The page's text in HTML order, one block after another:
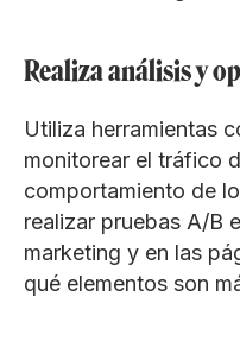
Realiza análisis y
Utiliza herramientas
monitorear el tráfico
comportamiento de
realizar pruebas A/B
marketing y en las
qué elementos son